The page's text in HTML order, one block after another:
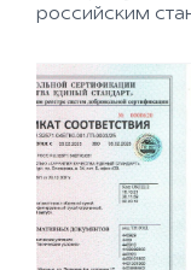
российским